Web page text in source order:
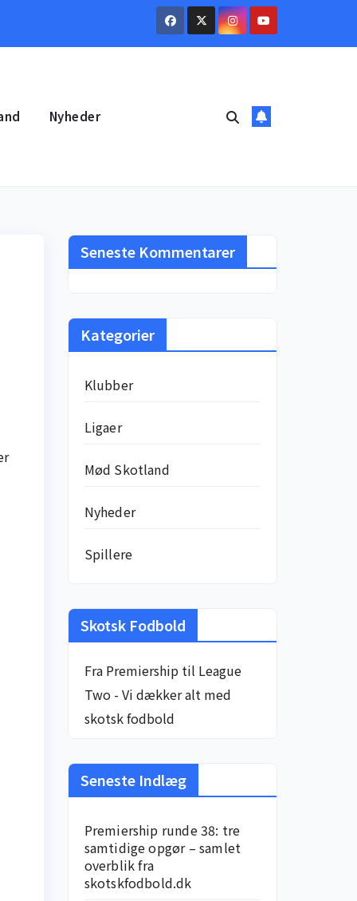
Nyheder
Seneste Kommentarer
Kategorier
Klubber
Ligaer
Mød Skotland
Nyheder
Spillere
Skotsk Fodbold
Fra Premiership til League
Two - Vi dækker alt med
skotsk fodbold
Seneste Indlæg
Premiership runde 38: tre
samtidige opgør – samlet
overblik fra
skotskfodbold.dk